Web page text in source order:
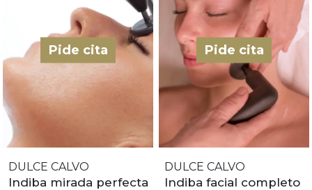
Pide cita
DULCE CALVO
Indiba mirada perfecta
Pide cita
DULCE CALVO
Indiba facial completo